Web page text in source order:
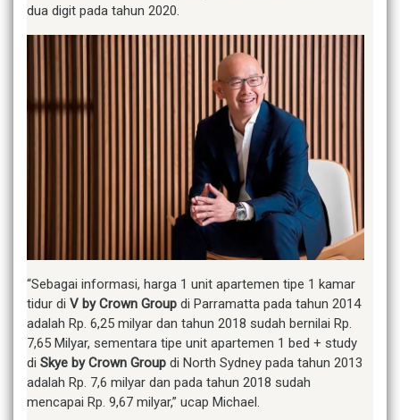
dua digit pada tahun 2020.
“Sebagai informasi, harga 1 unit apartemen tipe 1 kamar
tidur di V by Crown Group di Parramatta pada tahun 2014
adalah Rp. 6,25 milyar dan tahun 2018 sudah bernilai Rp.
7,65 Milyar, sementara tipe unit apartemen 1 bed + study
di Skye by Crown Group di North Sydney pada tahun 2013
adalah Rp. 7,6 milyar dan pada tahun 2018 sudah
mencapai Rp. 9,67 milyar,” ucap Michael.